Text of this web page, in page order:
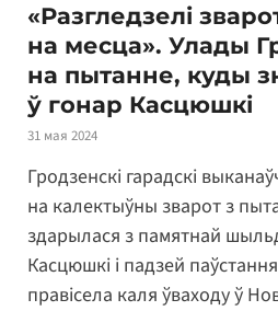
«Разгледзелі
на месца». Улады
на пытанне, куды
ў гонар Касцюшкі
31 мая 2024
Гродзенскі гарадскі
на калектыўны зварот з
здарылася з памятнай
Касцюшкі і падзей
правісела каля ўваходу ў